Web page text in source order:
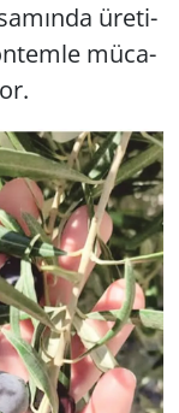
üre­ti­
mü­ca­